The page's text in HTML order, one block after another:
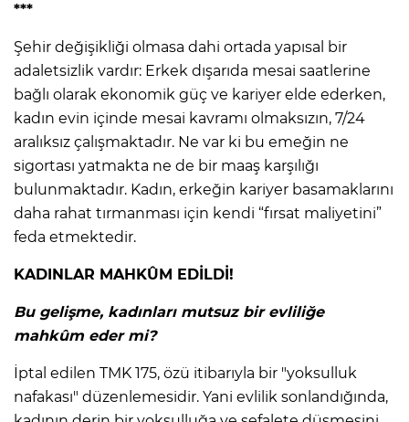
***
​Şehir değişikliği olmasa dahi ortada yapısal bir
adaletsizlik vardır: Erkek dışarıda mesai saatlerine
bağlı olarak ekonomik güç ve kariyer elde ederken,
kadın evin içinde mesai kavramı olmaksızın, 7/24
aralıksız çalışmaktadır. Ne var ki bu emeğin ne
sigortası yatmakta ne de bir maaş karşılığı
bulunmaktadır. Kadın, erkeğin kariyer basamaklarını
daha rahat tırmanması için kendi “fırsat maliyetini”
feda etmektedir.
KADINLAR MAHKÛM EDİLDİ!
Bu gelişme, kadınları mutsuz bir evliliğe
mahkûm eder mi?
İptal edilen TMK 175, özü itibarıyla bir "yoksulluk
nafakası" düzenlemesidir. Yani evlilik sonlandığında,